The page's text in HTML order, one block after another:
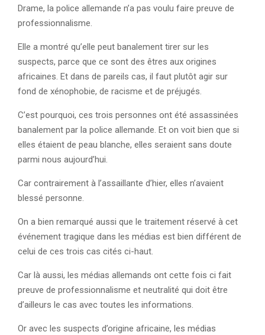
Drame, la police allemande n’a pas voulu faire preuve de
professionnalisme.
Elle a montré qu’elle peut banalement tirer sur les
suspects, parce que ce sont des êtres aux origines
africaines. Et dans de pareils cas, il faut plutôt agir sur
fond de xénophobie, de racisme et de préjugés.
C’est pourquoi, ces trois personnes ont été assassinées
banalement par la police allemande. Et on voit bien que si
elles étaient de peau blanche, elles seraient sans doute
parmi nous aujourd’hui.
Car contrairement à l’assaillante d’hier, elles n’avaient
blessé personne.
On a bien remarqué aussi que le traitement réservé à cet
événement tragique dans les médias est bien différent de
celui de ces trois cas cités ci-haut.
Car là aussi, les médias allemands ont cette fois ci fait
preuve de professionnalisme et neutralité qui doit être
d’ailleurs le cas avec toutes les informations.
Or avec les suspects d’origine africaine, les médias